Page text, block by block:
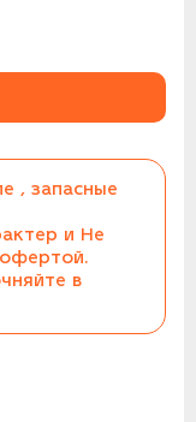
, запасные
и Не
в